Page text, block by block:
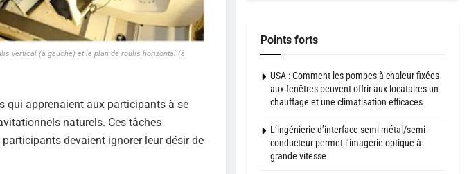
vertical (à gauche) et le plan de roulis horizontal (à
qui apprenaient aux participants à se
naturels. Ces tâches
devaient ignorer leur désir de
Points forts
USA : Comment les pompes à chaleur fixées
aux fenêtres peuvent offrir aux locataires un
chauffage et une climatisation efficaces
L’ingénierie d’interface semi-métal/semi-
conducteur permet l’imagerie optique à
grande vitesse